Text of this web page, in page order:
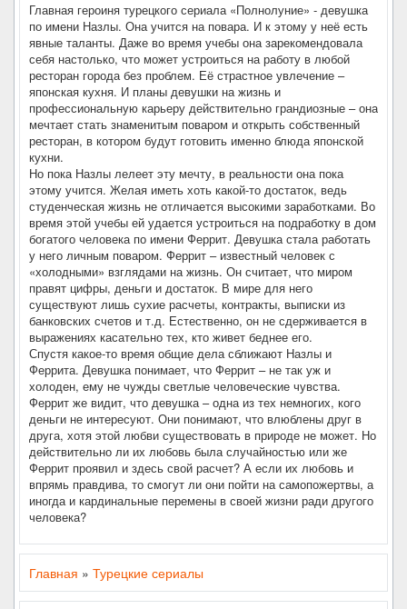
Главная героиня турецкого сериала «Полнолуние» - девушка
по имени Назлы. Она учится на повара. И к этому у неё есть
явные таланты. Даже во время учебы она зарекомендовала
себя настолько, что может устроиться на работу в любой
ресторан города без проблем. Её страстное увлечение –
японская кухня. И планы девушки на жизнь и
профессиональную карьеру действительно грандиозные – она
мечтает стать знаменитым поваром и открыть собственный
ресторан, в котором будут готовить именно блюда японской
кухни.
Но пока Назлы лелеет эту мечту, в реальности она пока
этому учится. Желая иметь хоть какой-то достаток, ведь
студенческая жизнь не отличается высокими заработками. Во
время этой учебы ей удается устроиться на подработку в дом
богатого человека по имени Феррит. Девушка стала работать
у него личным поваром. Феррит – известный человек с
«холодными» взглядами на жизнь. Он считает, что миром
правят цифры, деньги и достаток. В мире для него
существуют лишь сухие расчеты, контракты, выписки из
банковских счетов и т.д. Естественно, он не сдерживается в
выражениях касательно тех, кто живет беднее его.
Спустя какое-то время общие дела сближают Назлы и
Феррита. Девушка понимает, что Феррит – не так уж и
холоден, ему не чужды светлые человеческие чувства.
Феррит же видит, что девушка – одна из тех немногих, кого
деньги не интересуют. Они понимают, что влюблены друг в
друга, хотя этой любви существовать в природе не может. Но
действительно ли их любовь была случайностью или же
Феррит проявил и здесь свой расчет? А если их любовь и
впрямь правдива, то смогут ли они пойти на самопожертвы, а
иногда и кардинальные перемены в своей жизни ради другого
человека?
Главная » Турецкие сериалы